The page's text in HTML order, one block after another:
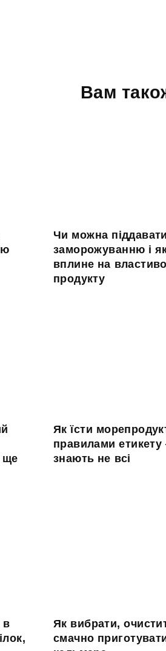
Вам
Чи можна
заморожуванню і
вплине на
продукту
ще
Як їсти
правилами
знають не всі
в
Як вибрати,
смачно